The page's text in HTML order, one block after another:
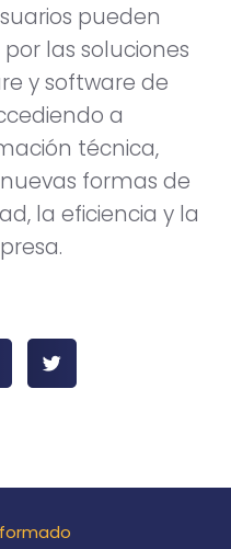
pueden
las soluciones
y software de
a
técnica,
formas de
la eficiencia y la